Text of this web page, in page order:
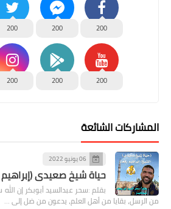
200
200
200
200
200
200
المشاركات الشائعة
06 يونيو 2022
حياة شيخ صعيدى
بقلم :سحر عبدالسيد أبوبكر إن
من الرسل، بقايا من أهل العلم، يدعون من ضل إلى …